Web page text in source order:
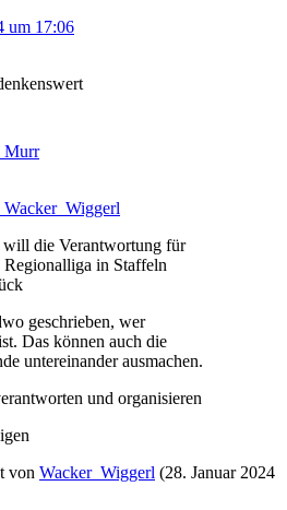
um 17:06
Murr
die Verantwortung für
Regionalliga in Staffeln
geschrieben, wer
Das können auch die
untereinander ausmachen.
und organisieren
von Wacker_Wiggerl (28. Januar 2024